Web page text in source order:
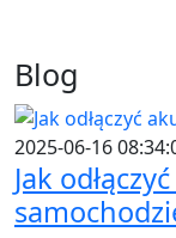
Blog
2025-06-16
Jak